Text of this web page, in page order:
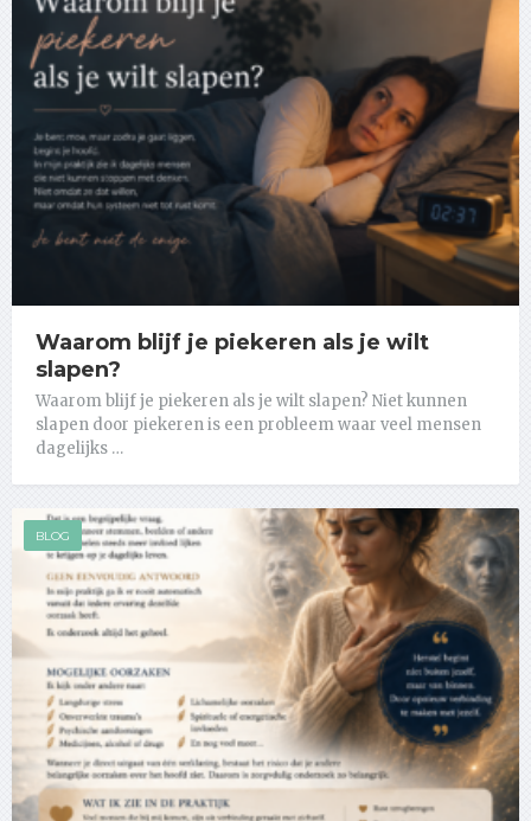
Waarom blijf je piekeren als je wilt
slapen?
Waarom blijf je piekeren als je wilt slapen? Niet kunnen
slapen door piekeren is een probleem waar veel mensen
dagelijks …
BLOG